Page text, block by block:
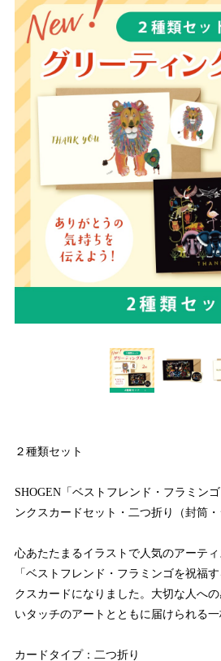
２種類セット
SHOGEN「ベストフレンド・フラミン
ンクスカードセット・二つ折り（封筒・
心あたたまるイラストで人気のアーテ
「ベストフレンド・フラミンゴを祝福
クスカードになりました。大切な人へ
いタッチのアートとともに届けられる一
カードタイプ：二つ折り